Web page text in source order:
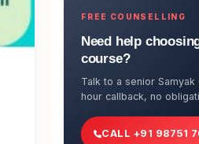
FREE COUNSELLING
Need help
course?
Talk to a senior
hour callback, no
CALL +91 98751